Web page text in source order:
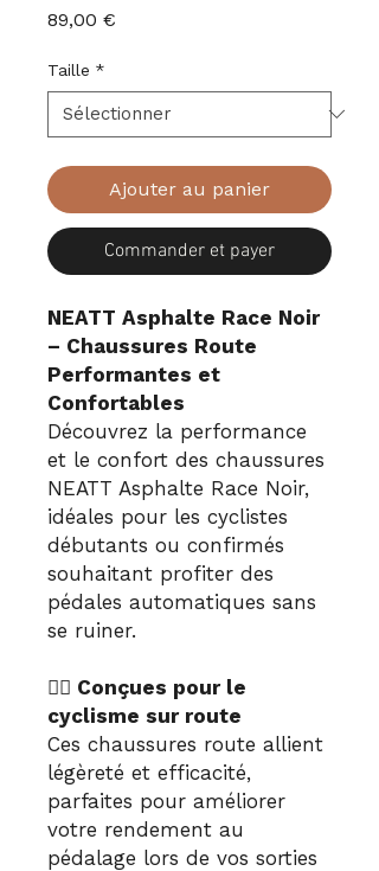
89,00 €
Taille *
Ajouter au panier
Commander et payer
NEATT Asphalte Race Noir
– Chaussures Route
Performantes et
Confortables
Découvrez la performance
et le confort des chaussures
NEATT Asphalte Race Noir,
idéales pour les cyclistes
débutants ou confirmés
souhaitant profiter des
pédales automatiques sans
se ruiner.
🚴‍♂️ Conçues pour le
cyclisme sur route
Ces chaussures route allient
légèreté et efficacité,
parfaites pour améliorer
votre rendement au
pédalage lors de vos sorties